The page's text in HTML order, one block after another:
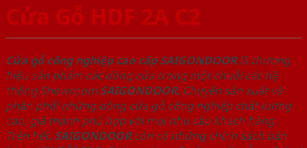
Cửa Gỗ HDF 2A C2
Cửa gỗ công nghiệp cao cấp SAIGONDOORlà thương
hiệu sản phẩm các dòng cửa trong một chuỗi các hệ
thống Showroom SAIGONDOOR. Chuyên sản xuất và
phân phối những dòng cửa gỗ công nghiệp chất lượng
cao, giá thành phù hợp với mọi nhu cầu khách hàng.
Trên hết, SAIGONDOORcòn có những chính sách bán